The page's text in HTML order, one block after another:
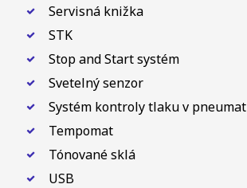
Servisná knižka
STK
Stop and Start systém
Svetelný senzor
Systém kontroly tlaku v
Tempomat
Tónované sklá
USB